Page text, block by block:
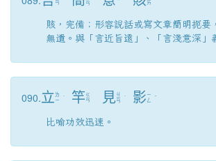
ㄢ
ㄢ
ㄞ
賅，完備；形容說話或寫文章簡明扼要
無遺。與「言近旨遠」、「言淺意深」
090.立 ㄌ
ㄧ
ˋ 竿 ㄍ
ㄢ
見 ㄐ
ㄧ
ㄢ
ˋ 影 ㄧ
ㄥ
ˇ
比喻功效迅速。